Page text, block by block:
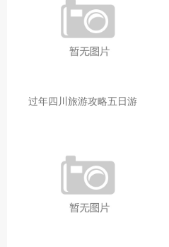
过年四川旅游攻略五日游